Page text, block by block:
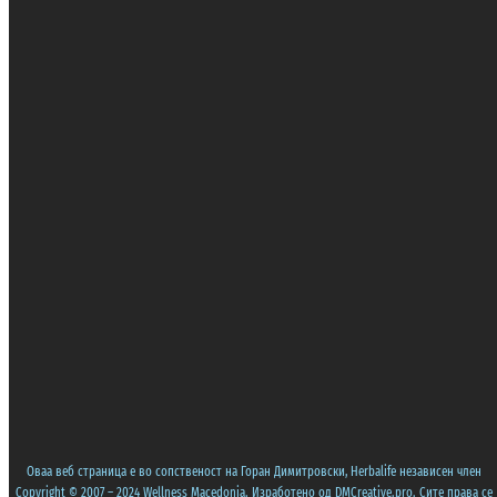
Оваа веб страница е во сопственост на Горан Димитровски, Herbalife независен член
Copyright © 2007 – 2024 Wellness Macedonia. Изработено од DMCreative.pro. Сите права се